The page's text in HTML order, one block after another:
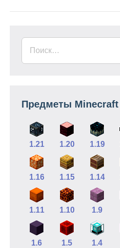
Предметы Minecraft
1.21 1.20 1.19
1.16 1.15 1.14
1.11 1.10 1.9
1.6 1.5 1.4